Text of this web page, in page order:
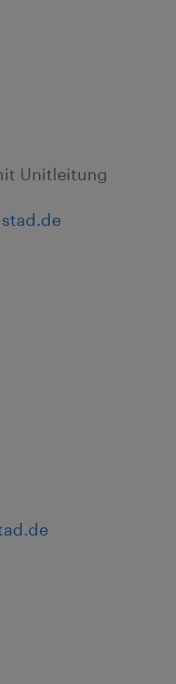
Unitleitung